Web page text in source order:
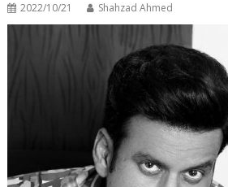
2022/10/21 Shahzad Ahmed